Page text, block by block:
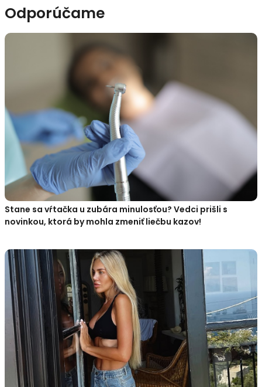
Odporúčame
Stane sa vŕtačka u zubára minulosťou? Vedci prišli s
novinkou, ktorá by mohla zmeniť liečbu kazov!